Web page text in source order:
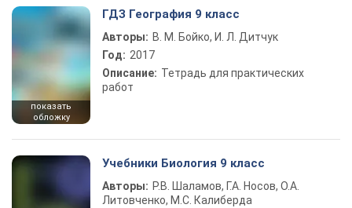
показать
обложку
ГДЗ География 9 класс
Авторы: В. М. Бойко, И. Л. Дитчук
Год: 2017
Описание: Тетрадь для практических
работ
Учебники Биология 9 класс
Авторы: Р.В. Шаламов, Г.А. Носов, О.А.
Литовченко, М.С. Калиберда